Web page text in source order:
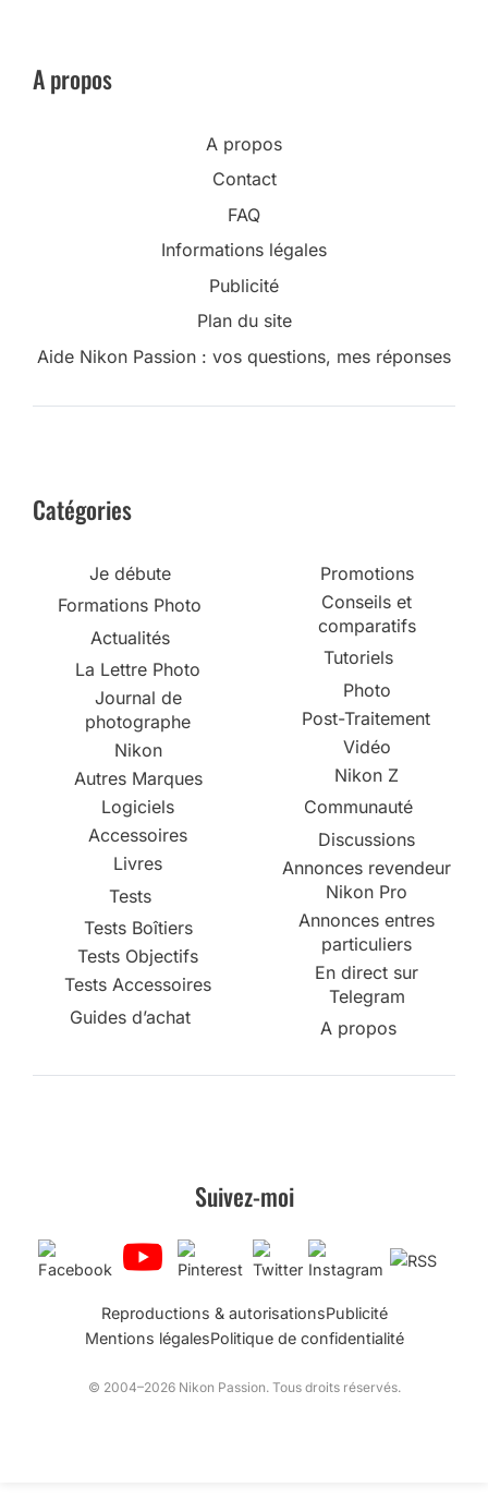
A propos
A propos
Contact
FAQ
Informations légales
Publicité
Plan du site
Aide Nikon Passion : vos questions, mes réponses
Catégories
Je débute
Formations Photo
Actualités
La Lettre Photo
Journal de
photographe
Nikon
Autres Marques
Logiciels
Accessoires
Livres
Tests
Tests Boîtiers
Tests Objectifs
Tests Accessoires
Guides d’achat
Promotions
Conseils et
comparatifs
Tutoriels
Photo
Post-Traitement
Vidéo
Nikon Z
Communauté
Discussions
Annonces revendeur
Nikon Pro
Annonces entres
particuliers
En direct sur
Telegram
A propos
Suivez-moi
Reproductions & autorisationsPublicité
Mentions légalesPolitique de confidentialité
© 2004–2026 Nikon Passion. Tous droits réservés.